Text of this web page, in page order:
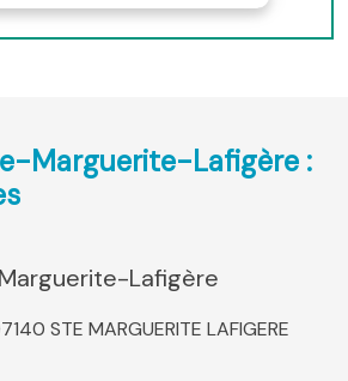
Marguerite-Lafigère :
Lafigère
STE MARGUERITE LAFIGERE